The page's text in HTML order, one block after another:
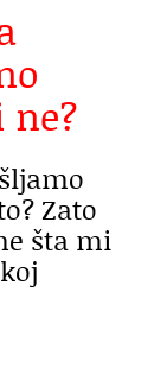
Zato
šta mi